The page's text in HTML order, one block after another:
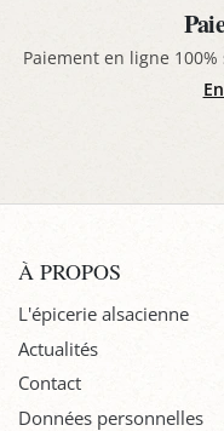
Paiement en ligne
À PROPOS
L'épicerie alsacienne
Actualités
Contact
Données personnelles